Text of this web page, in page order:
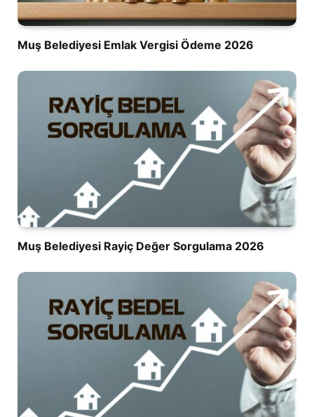
Muş Belediyesi Emlak Vergisi Ödeme 2026
Muş Belediyesi Rayiç Değer Sorgulama 2026